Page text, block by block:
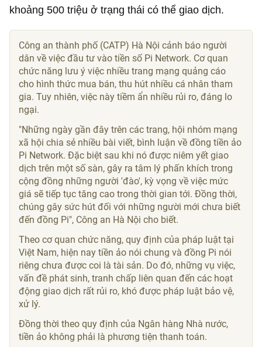
khoảng 500 triệu ở trạng thái có thể giao dịch.
Công an thành phố (CATP) Hà Nội cảnh báo người
dân về việc đầu tư vào tiền số Pi Network. Cơ quan
chức năng lưu ý việc nhiều trang mạng quảng cáo
cho hình thức mua bán, thu hút nhiều cá nhân tham
gia. Tuy nhiên, việc này tiềm ẩn nhiều rủi ro, đáng lo
ngại.
"Những ngày gần đây trên các trang, hội nhóm mạng
xã hội chia sẻ nhiều bài viết, bình luận về đồng tiền ảo
Pi Network. Đặc biệt sau khi nó được niêm yết giao
dịch trên một số sàn, gây ra tâm lý phấn khích trong
cộng đồng những người 'đào', kỳ vọng về việc mức
giá sẽ tiếp tục tăng cao trong thời gian tới. Đồng thời,
chúng gây sức hút đối với những người mới chưa biết
đến đồng Pi", Công an Hà Nội cho biết.
Theo cơ quan chức năng, quy định của pháp luật tại
Việt Nam, hiện nay tiền ảo nói chung và đồng Pi nói
riêng chưa được coi là tài sản. Do đó, những vụ việc,
vấn đề phát sinh, tranh chấp liên quan đến các hoạt
động giao dịch rất rủi ro, khó được pháp luật bảo vệ,
xử lý.
Đồng thời theo quy định của Ngân hàng Nhà nước,
tiền ảo không phải là phương tiện thanh toán.